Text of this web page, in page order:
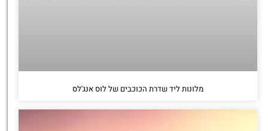
מלונות ליד שדרת הכוכבים של לוס אנג'לס